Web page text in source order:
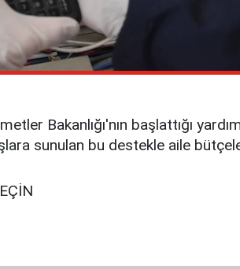
Bakanlığı'nın başlattığı
sunulan bu destekle aile